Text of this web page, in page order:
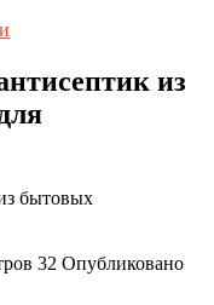
из
32 Опубликовано